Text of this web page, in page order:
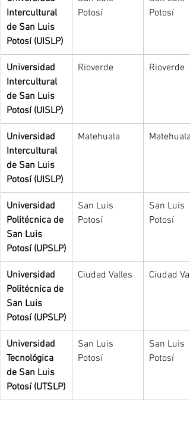
Intercultural
de San Luis
Potosí (UISLP)
Potosí
Potosí
Universidad
Intercultural
de San Luis
Potosí (UISLP)
Rioverde Rioverde
Universidad
Intercultural
de San Luis
Potosí (UISLP)
Matehuala Matehuala
Universidad
Politécnica de
San Luis
Potosí (UPSLP)
San Luis
Potosí
San Luis
Potosí
Universidad
Politécnica de
San Luis
Potosí (UPSLP)
Ciudad Valles Ciudad
Universidad
Tecnológica
de San Luis
Potosí (UTSLP)
San Luis
Potosí
San Luis
Potosí